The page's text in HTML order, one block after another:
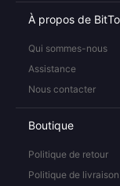
À propos de
Qui sommes-nous
Assistance
Nous contacter
Boutique
Politique de retour
Politique de livraison